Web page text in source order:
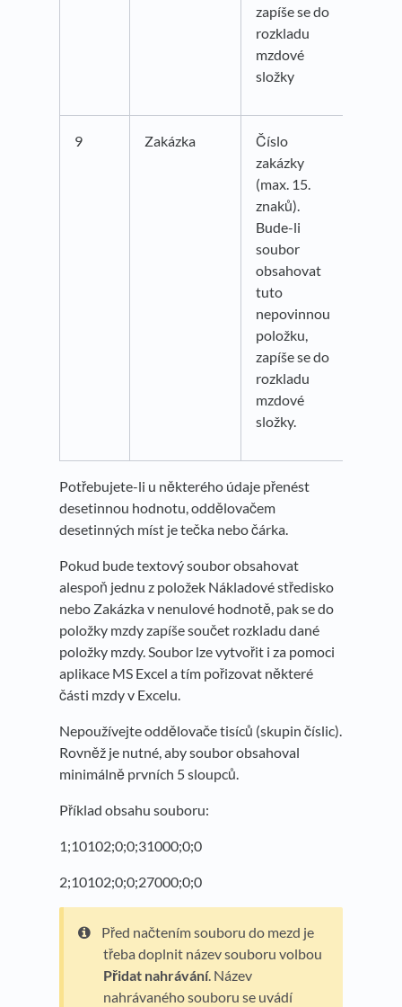
zapíše se do
rozkladu
mzdové
složky
9 Zakázka
Číslo
zakázky
(max. 15.
znaků).
Bude-li
soubor
obsahovat
tuto
nepovinnou
položku,
zapíše se do
rozkladu
mzdové
složky.
Potřebujete-li u některého údaje přenést
desetinnou hodnotu, oddělovačem
desetinných míst je tečka nebo čárka.
Pokud bude textový soubor obsahovat
alespoň jednu z položek Nákladové středisko
nebo Zakázka v nenulové hodnotě, pak se do
položky mzdy zapíše součet rozkladu dané
položky mzdy. Soubor lze vytvořit i za pomoci
aplikace MS Excel a tím pořizovat některé
části mzdy v Excelu.
Nepoužívejte oddělovače tisíců (skupin číslic).
Rovněž je nutné, aby soubor obsahoval
minimálně prvních 5 sloupců.
Příklad obsahu souboru:
1;10102;0;0;31000;0;0
2;10102;0;0;27000;0;0
Před načtením souboru do mezd je
třeba doplnit název souboru volbou
Přidat nahrávání. Název
nahrávaného souboru se uvádí